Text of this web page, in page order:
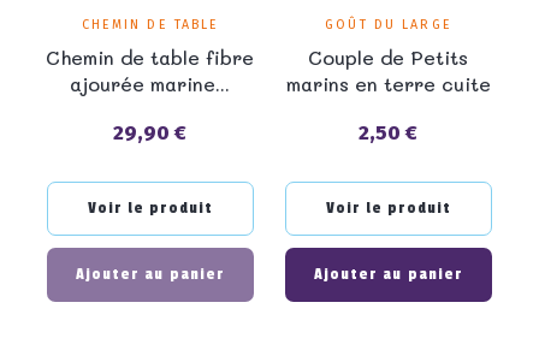
CHEMIN DE TABLE
Chemin de table fibre
ajourée marine...
Prix
29,90 €
Voir le produit
Ajouter au panier
GOÛT DU LARGE
Couple de Petits
marins en terre cuite
Prix
2,50 €
Voir le produit
Ajouter au panier